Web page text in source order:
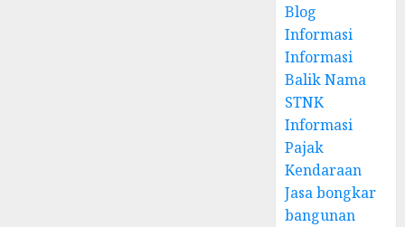
Blog
Informasi
Informasi
Balik Nama
STNK
Informasi
Pajak
Kendaraan
Jasa bongkar
bangunan